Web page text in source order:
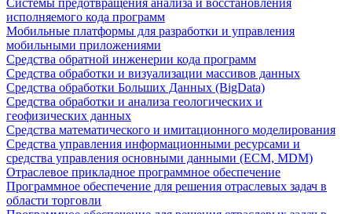
Системы предотвращения анализа и восстановления
исполняемого кода программ
Мобильные платформы для разработки и управления
мобильными приложениями
Средства обратной инженерии кода программ
Средства обработки и визуализации массивов данных
Средства обработки Больших Данных (BigData)
Средства обработки и анализа геологических и
геофизических данных
Средства математического и имитационного моделирования
Средства управления информационными ресурсами и
средства управления основными данными (ECM, MDM)
Отраслевое прикладное программное обеспечение
Программное обеспечение для решения отраслевых задач в
области торговли